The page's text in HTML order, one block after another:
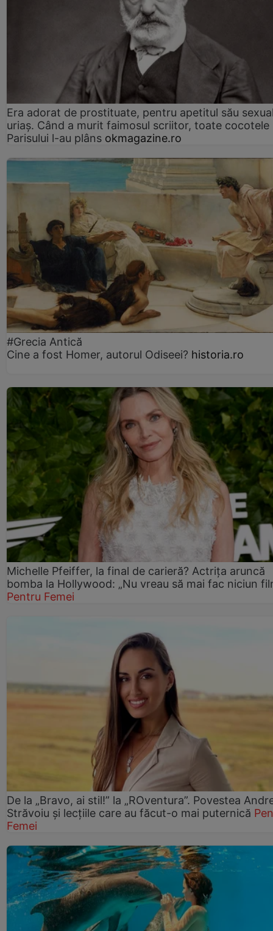
Era adorat de prostituate, pentru apetitul său
uriaș. Când a murit faimosul scriitor, toate cocotele
Parisului l-au plâns okmagazine.ro
#Grecia Antică
Cine a fost Homer, autorul Odiseei? historia.ro
Michelle Pfeiffer, la final de carieră? Actrița aruncă
bomba la Hollywood: „Nu vreau să mai fac niciun
Pentru Femei
De la „Bravo, ai stil!” la „ROventura”. Povestea
Străvoiu și lecțiile care au făcut-o mai puternică
Femei